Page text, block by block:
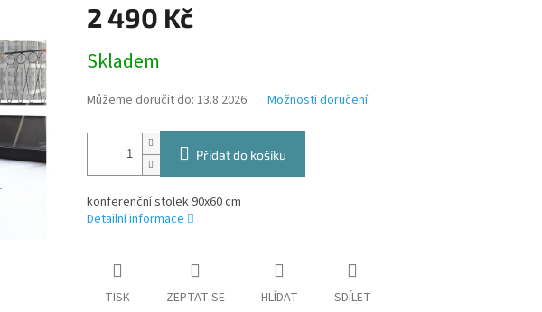
2 490 Kč
cena:
Skladem
Můžeme doručit do: 13.8.2026 Možnosti doručení
Přidat do košíku
konferenční stolek 90x60 cm
Detailní informace
TISK ZEPTAT SE HLÍDAT SDÍLET